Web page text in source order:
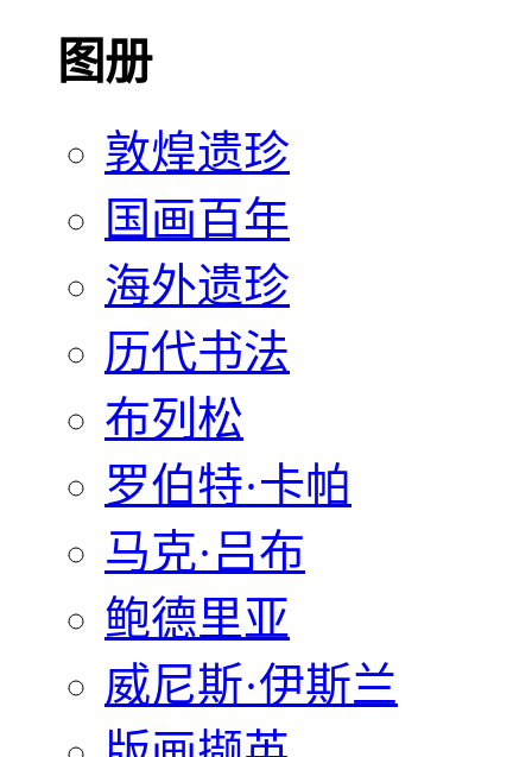
图册
敦煌遗珍
国画百年
海外遗珍
历代书法
布列松
罗伯特·卡帕
马克·吕布
鲍德里亚
威尼斯·伊斯兰